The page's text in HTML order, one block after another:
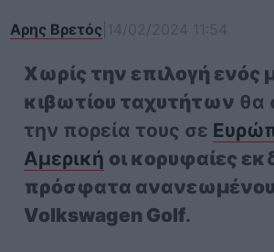
Αρης Βρετός
Χωρίς την επιλογή ενός
κιβωτίου ταχυτήτων θα
την πορεία τους σε
Αμερική οι κορυφαίες
πρόσφατα ανανεωμένου
Volkswagen Golf.